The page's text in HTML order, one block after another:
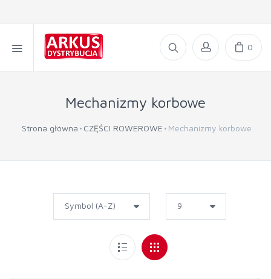
0
Mechanizmy korbowe
Strona główna CZĘŚCI ROWEROWE Mechanizmy korbowe